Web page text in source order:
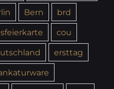
Bern
brd
cou
ersttag